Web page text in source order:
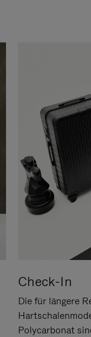
Check-In
Die für längere
Polycarbonat